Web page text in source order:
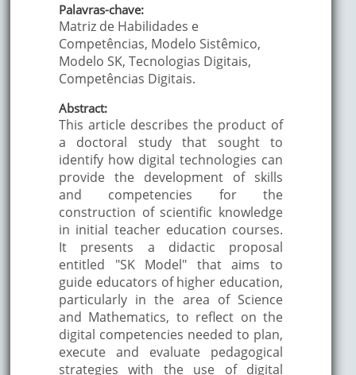
Palavras-chave:
Matriz de Habilidades e
Competências, Modelo Sistêmico,
Modelo SK, Tecnologias Digitais,
Competências Digitais.
Abstract:
This article describes the product of
a doctoral study that sought to
identify how digital technologies can
provide the development of skills
and competencies for the
construction of scientific knowledge
in initial teacher education courses.
It presents a didactic proposal
entitled "SK Model" that aims to
guide educators of higher education,
particularly in the area of Science
and Mathematics, to reflect on the
digital competencies needed to plan,
execute and evaluate pedagogical
strategies with the use of digital